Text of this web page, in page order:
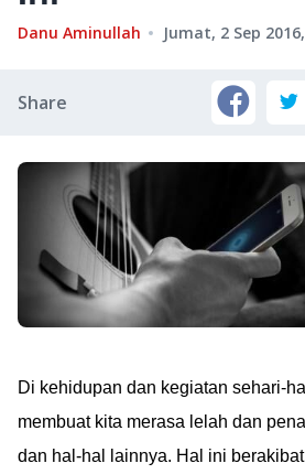
Danu Aminullah Jumat, 2 Sep
Share
Di kehidupan dan kegiatan sehari-
membuat kita merasa lelah dan
dan hal-hal lainnya. Hal ini